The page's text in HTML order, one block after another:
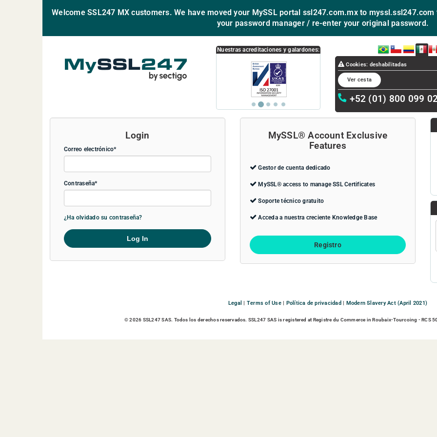
Welcome SSL247 MX customers. We have moved your MySSL portal ssl247.com.mx to
your password manager / re-enter your original password.
Nuestras acreditaciones y galardones: MX
CO
CL
BR
Cookies: deshabilitadas
Ver cesta
+52 (01) 800 099
Login
Correo electrónico
Contraseña
¿Ha olvidado su contraseña?
Log In
MySSL® Account Exclusive
Features
Gestor de cuenta dedicado
MySSL® access to manage SSL Certificates
Soporte técnico gratuito
Acceda a nuestra creciente Knowledge Base
Registro
Legal | Terms of Use| Política de privacidad | Modern Slavery Act (April 2021)
© 2026 SSL247 SAS. Todos los derechos reservados. SSL247 SAS is registered at Registre du Commerce in Roubaix-Tourcoing - RCS